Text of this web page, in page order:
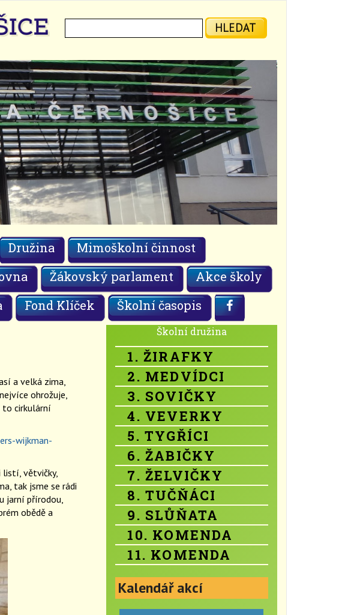
HLEDAT
Družina
Mimoškolní činnost
Žákovský parlament
Akce školy
Fond Klíček Školní časopis
a velká zima,
ohrožuje,
to cirkulární
wijkman-
listí, větvičky,
tak jsme se rádi
jarní přírodou,
obědě a
Školní družina
1. ŽIRAFKY
2. MEDVÍDCI
3. SOVIČKY
4. VEVERKY
5. TYGŘÍCI
6. ŽABIČKY
7. ŽELVIČKY
8. TUČŇÁCI
9. SLŮŇATA
10. KOMENDA
11. KOMENDA
Kalendář akcí